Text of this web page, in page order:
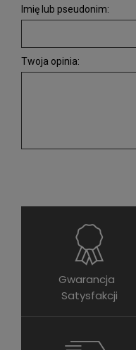
Imię lub pseudonim:
Twoja opinia:
Gwarancja
Satysfakcji